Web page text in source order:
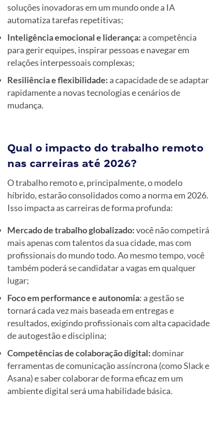
soluções inovadoras em um mundo onde a IA
automatiza tarefas repetitivas;
Inteligência emocional e liderança: a competência
para gerir equipes, inspirar pessoas e navegar em
relações interpessoais complexas;
Resiliência e flexibilidade: a capacidade de se adaptar
rapidamente a novas tecnologias e cenários de
mudança.
Qual o impacto do trabalho remoto
nas carreiras até 2026?
O trabalho remoto e, principalmente, o modelo
híbrido, estarão consolidados como a norma em 2026.
Isso impacta as carreiras de forma profunda:
Mercado de trabalho globalizado:você não competirá
mais apenas com talentos da sua cidade, mas com
profissionais do mundo todo. Ao mesmo tempo, você
também poderá se candidatar a vagas em qualquer
lugar;
Foco em performance e autonomia: a gestão se
tornará cada vez mais baseada em entregas e
resultados, exigindo profissionais com alta capacidade
de autogestão e disciplina;
Competências de colaboração digital:dominar
ferramentas de comunicação assíncrona (como Slack e
Asana) e saber colaborar de forma eficaz em um
ambiente digital será uma habilidade básica.